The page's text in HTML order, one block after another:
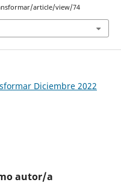
article/view/74
Diciembre 2022
autor/a